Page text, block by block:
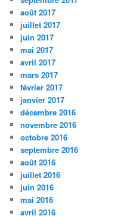
août 2017
juillet 2017
juin 2017
mai 2017
avril 2017
mars 2017
février 2017
janvier 2017
décembre 2016
novembre 2016
octobre 2016
septembre 2016
août 2016
juillet 2016
juin 2016
mai 2016
avril 2016